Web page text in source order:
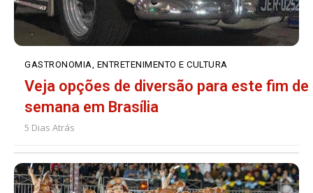
GASTRONOMIA, ENTRETENIMENTO E CULTURA
Veja opções de diversão para este fim de
semana em Brasília
5 Dias Atrás